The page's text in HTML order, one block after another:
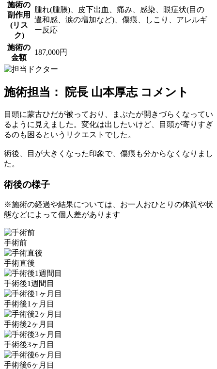
施術の
副作用
(リス
ク)
腫れ(腫脹)、皮下出血、痛み、感染、眼症状(目の
違和感、涙の増加など)、傷痕、しこり、アレルギ
ー反応
施術の
金額
187,000円
施術担当： 院長 山本厚志 コメント
目頭に蒙古ひだが被っており、まぶたが開きづらくなってい
るように見えました。変化は出したいけど、目頭が寄りすぎ
るのも困るというリクエストでした。
術後、目が大きくなった印象で、傷痕も分からなくなりまし
た。
術後の様子
※施術の経過や結果については、お一人おひとりの体質や状
態などによって個人差があります
手術前
手術直後
手術後1週間目
手術後1ヶ月目
手術後2ヶ月目
手術後3ヶ月目
手術後6ヶ月目